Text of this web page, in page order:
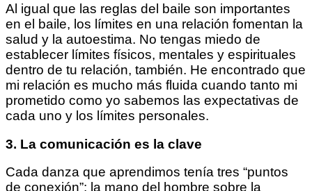
Al igual que las reglas del baile son importantes
en el baile, los límites en una relación fomentan la
salud y la autoestima. No tengas miedo de
establecer límites físicos, mentales y espirituales
dentro de tu relación, también. He encontrado que
mi relación es mucho más fluida cuando tanto mi
prometido como yo sabemos las expectativas de
cada uno y los límites personales.
3. La comunicación es la clave
Cada danza que aprendimos tenía tres “puntos
de conexión”: la mano del hombre sobre la